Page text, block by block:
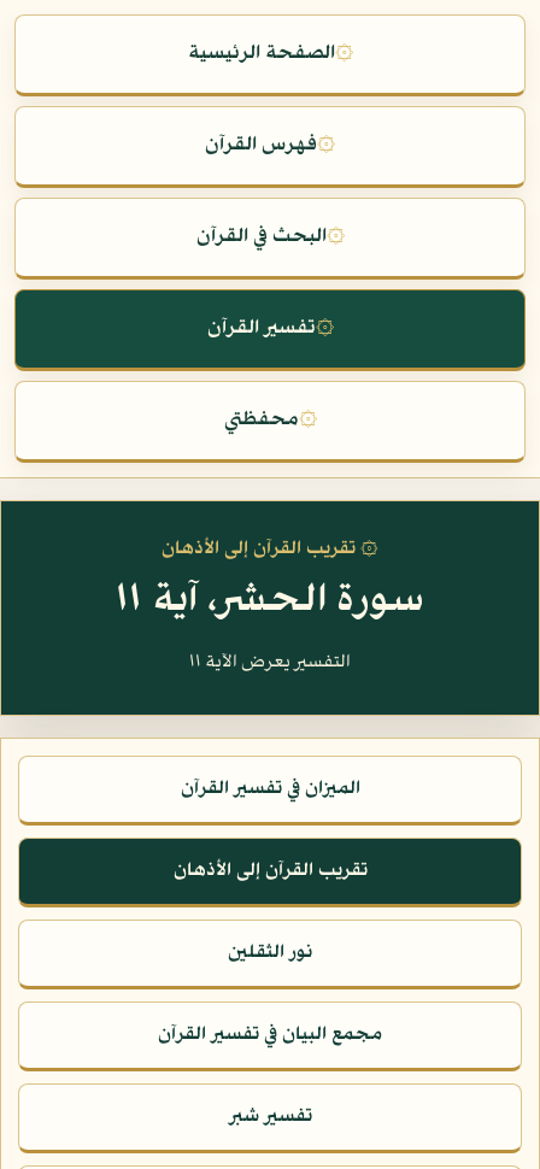
۞الصفحة الرئيسية
۞فهرس القرآن
۞البحث في القرآن
۞تفسير القرآن
۞محفظتي
۞ تقريب القرآن إلى الأذهان
سورة الحشر، آية ١١
التفسير يعرض الآية ١١
الميزان في تفسير القرآن
تقريب القرآن إلى الأذهان
نور الثقلين
مجمع البيان في تفسير القرآن
تفسير شبر